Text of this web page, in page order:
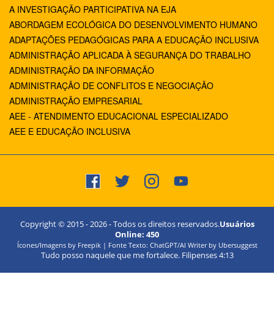
A INVESTIGAÇÃO PARTICIPATIVA NA EJA
ABORDAGEM ECOLÓGICA DO DESENVOLVIMENTO HUMANO
ADAPTAÇÕES PEDAGÓGICAS PARA A EDUCAÇÃO INCLUSIVA
ADMINISTRAÇÃO APLICADA À SEGURANÇA DO TRABALHO
ADMINISTRAÇÃO DA INFORMAÇÃO
ADMINISTRAÇÃO DE CONFLITOS E NEGOCIAÇÃO
ADMINISTRAÇÃO EMPRESARIAL
AEE - ATENDIMENTO EDUCACIONAL ESPECIALIZADO
AEE E EDUCAÇÃO INCLUSIVA
Copyright © 2015 -2026- Todos os direitos reservados.Usuários
Online: 450
Ícones/Imagens by Freepik | Fonte Texto: ChatGPT/AI Writer by Ubersuggest
Tudo posso naquele que me fortalece. Filipenses 4:13